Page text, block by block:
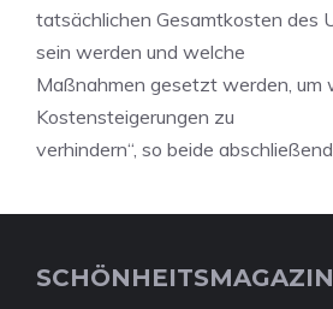
tatsächlichen Gesamtkosten des
sein werden und welche
Maßnahmen gesetzt werden, um
Kostensteigerungen zu
verhindern“, so beide
SCHÖNHEITSMAGAZIN